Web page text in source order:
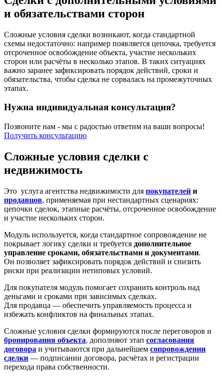
и обязательствами сторон
Сложные условия сделки возникают, когда стандартной
схемы недостаточно: например появляется цепочка, требуется
отсроченное освобождение объекта, участие нескольких
сторон или расчёты в несколько этапов. В таких ситуациях
важно заранее зафиксировать порядок действий, сроки и
обязательства, чтобы сделка не сорвалась на промежуточных
этапах.
Нужна индивидуальная консультация?
Позвоните нам - мы с радостью ответим на ваши вопросы!
Получить консультацию
Сложные условия сделки с
недвижимость
Это услуга агентства недвижимости для покупателей и
продавцов, применяемая при нестандартных сценариях:
цепочки сделок, этапные расчёты, отсроченное освобождение
и участие нескольких сторон.
Модуль используется, когда стандартное сопровождение не
покрывает логику сделки и требуется дополнительное
управление сроками, обязательствами и документами.
Он позволяет зафиксировать порядок действий и снизить
риски при реализации нетиповых условий.
Для покупателя модуль помогает сохранить контроль над
деньгами и сроками при зависимых сделках.
Для продавца — обеспечить управляемость процесса и
избежать конфликтов на финальных этапах.
Сложные условия сделки формируются после переговоров и
бронирования объекта, дополняют этап согласования
договора и учитываются при дальнейшем сопровождении
сделки — подписании договора, расчётах и регистрации
перехода права собственности.